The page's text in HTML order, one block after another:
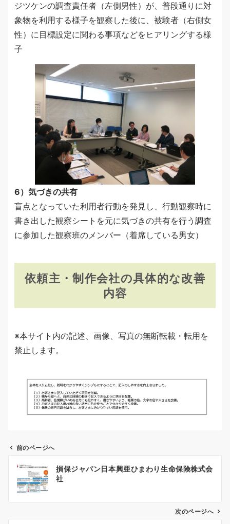
ジツケンの調査責任者（左側男性）が、普段通りに対
象物を利用する様子を観察した後に、被験者（右側女
性）に目標設定に関わる事項などをヒアリングする様
子
6）気づきの共有
盲点となっていた利用者行動を発見し、行動観察時に
書き出した観察シートを元に気づきの共有を行う調査
に参加した観察班のメンバー（着席している男女）
依頼主・制作会社の具体的な改善
内容
※本サイト内の記述、画像、写真の無断転載・転用を
禁止します。
ビ
前のページへ
損保ジャパン日本興亜ひまわり生命保険株式会
社
次のページへ